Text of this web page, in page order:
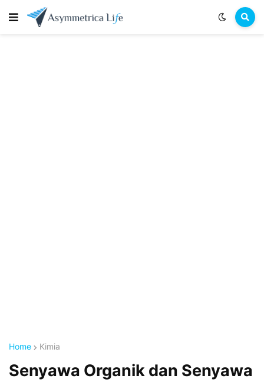
Home Kimia
Senyawa Organik dan Senyawa